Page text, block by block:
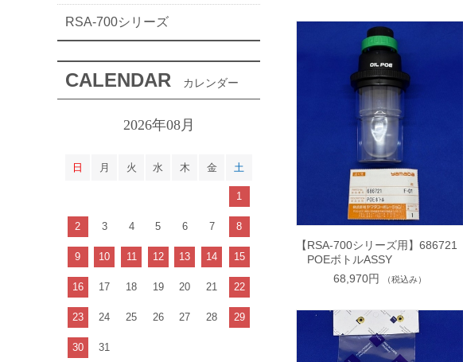
【RSA-700シリーズ用】686721
POEボトルASSY
68,970円
（税込み）
RSA-700シリーズ
CALENDAR カレンダー
2026年08月
日 月 火 水 木 金 土
1
2 3 4 5 6 7 8
9 10 11 12 13 14 15
16 17 18 19 20 21 22
23 24 25 26 27 28 29
30 31